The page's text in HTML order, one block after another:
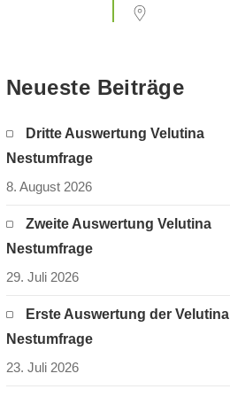
Neueste Beiträge
Dritte Auswertung Velutina
Nestumfrage
8. August 2026
Zweite Auswertung Velutina
Nestumfrage
29. Juli 2026
Erste Auswertung der Velutina
Nestumfrage
23. Juli 2026